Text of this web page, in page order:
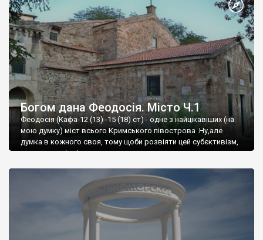
Богом дана Феодосія. Місто Ч.1
Феодосія (Кафа-12 (13) -15 (18) ст) - одне з найцікавіших (на
мою думку) міст всього Кримського півострова .Ну,але
думка в кожного своя, тому щоби розвіяти цей субєктивізм,
запрошую відвідати це